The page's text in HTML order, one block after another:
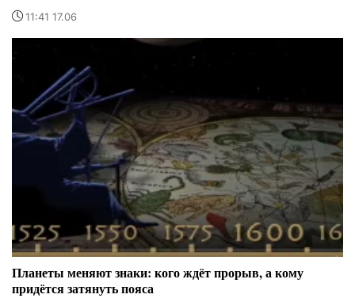
11:41 17.06
Планеты меняют знаки: кого ждёт прорыв, а кому
придётся затянуть пояса